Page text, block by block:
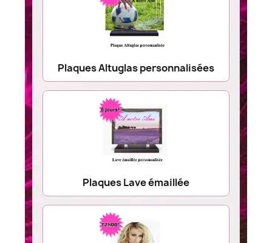
Plaques Altuglas personnalisées
Plaques Lave émaillée